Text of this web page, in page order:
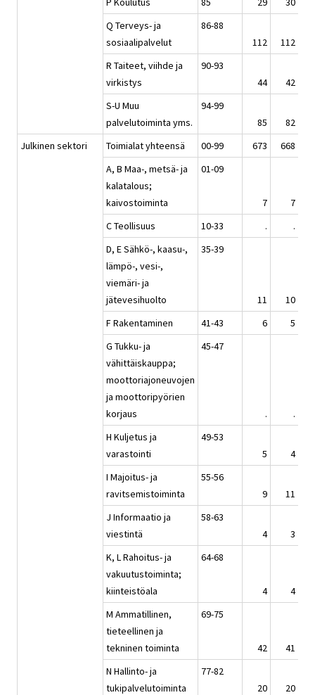
Q Terveys- ja
sosiaalipalvelut
86-88
112
112
R Taiteet, viihde ja
virkistys
90-93
44
42
S-U Muu
palvelutoiminta yms.
94-99
85
82
Julkinen sektori
Toimialat yhteensä 00-99 673 668
A, B Maa-, metsä- ja
kalatalous;
kaivostoiminta
01-09
7
7
C Teollisuus
10-33 .
.
D, E Sähkö-, kaasu-,
lämpö-, vesi-,
viemäri- ja
jätevesihuolto
35-39
11 10
F Rakentaminen
41-43 6
5
G Tukku- ja
vähittäiskauppa;
moottoriajoneuvojen
ja moottoripyörien
korjaus
45-47
.
.
H Kuljetus ja
varastointi
49-53
5
4
I Majoitus- ja
ravitsemistoiminta
55-56
9
11
J Informaatio ja
viestintä
58-63
4
3
K, L Rahoitus- ja
vakuutustoiminta;
kiinteistöala
64-68
4
4
M Ammatillinen,
tieteellinen ja
tekninen toiminta
69-75
42 41
N Hallinto- ja
tukipalvelutoiminta
77-82
20
20